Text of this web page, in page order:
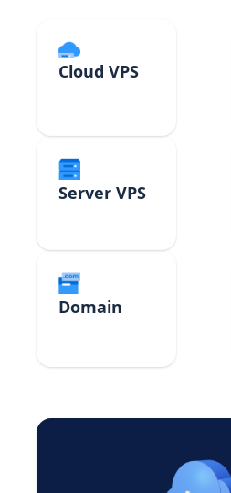
Cloud VPS
Server VPS
Domain